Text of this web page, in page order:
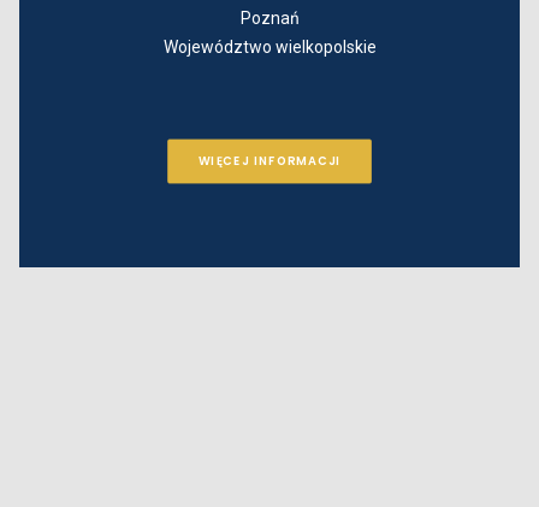
Poznań
Województwo wielkopolskie
WIĘCEJ INFORMACJI